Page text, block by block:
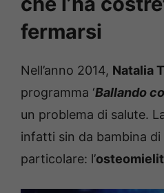
fermarsi
Nell’anno 2014, Natalia
programma ‘Ballando
un problema di salute.
infatti sin da bambina di
particolare: l’